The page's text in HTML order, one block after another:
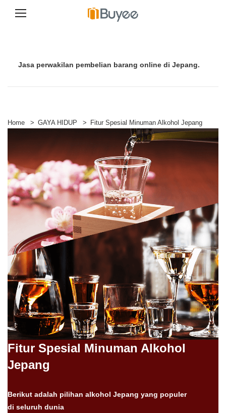
e
Jasa perwakilan pembelian barang online di Jepang.
Home > GAYA HIDUP > Fitur Spesial Minuman Alkohol Jepang
Fitur Spesial Minuman Alkohol
Jepang
Berikut adalah pilihan alkohol Jepang yang populer
di seluruh dunia